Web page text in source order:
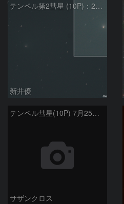
テンペル第2彗星 (10P)：2026/08/07
新井優
テンペル彗星(10P) 7月25日 Seestar50
サザンクロス